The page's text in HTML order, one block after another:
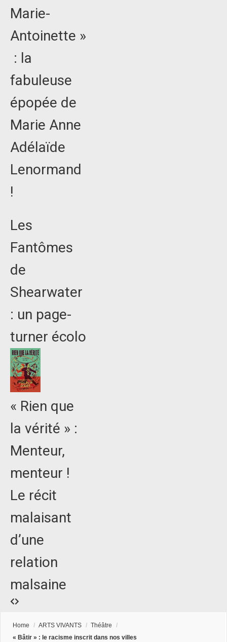
Marie-
Antoinette »
: la
fabuleuse
épopée de
Marie Anne
Adélaïde
Lenormand
!
Les
Fantômes
de
Shearwater
: un page-
turner écolo
« Rien que
la vérité » :
Menteur,
menteur !
Le récit
malaisant
d’une
relation
malsaine
Home / ARTS VIVANTS / Théâtre
/
« Bâtir » : le racisme inscrit dans nos villes